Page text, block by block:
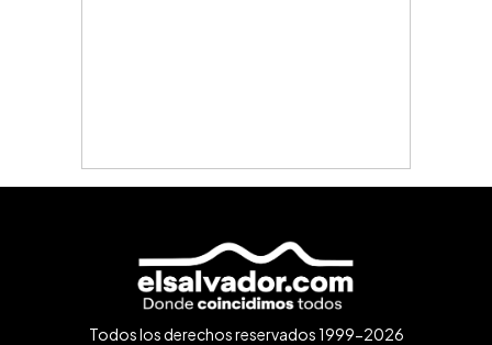
Todos los derechos reservados 1999-2026